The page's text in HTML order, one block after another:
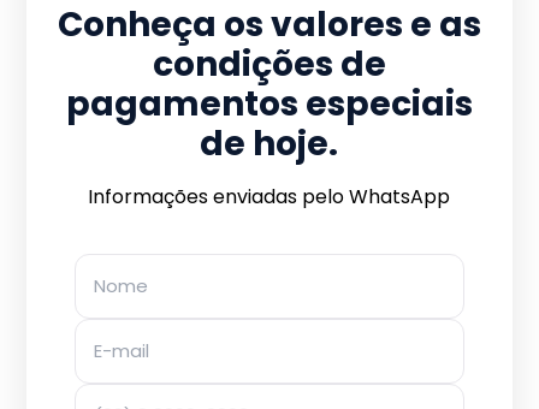
Conheça os valores e as
condições de
pagamentos especiais
de hoje.
Informações enviadas pelo WhatsApp